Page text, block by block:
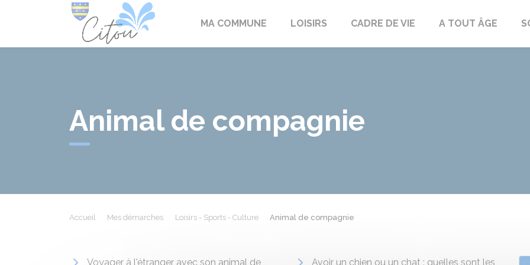
MA COMMUNE LOISIRS CADRE DE VIE A TOUT ÂGE
Animal de compagnie
Accueil Mes démarches Loisirs - Sports - Culture Animal de compagnie
Voyager à l'étranger avec son animal de
Avoir un chien ou un chat : quelles sont les